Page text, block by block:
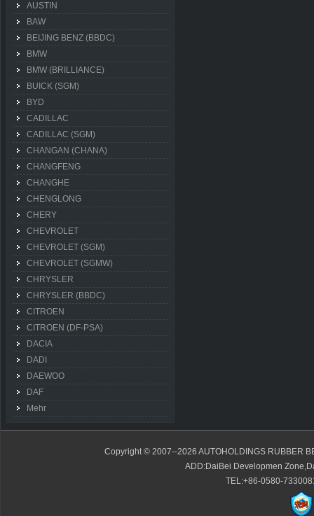
AUSTIN
BAW
BEIJING BENZ (BBDC)
BMW
BMW (BRILLIANCE)
BUICK (SGM)
BYD
CADILLAC
CADILLAC (SGM)
CHANGAN (CHANA)
CHANGFENG
CHANGHE
CHENGLONG
CHERY
CHEVROLET
CHEVROLET (SGM)
CHEVROLET (SGMW)
CHRYSLER
CHRYSLER (BBDC)
CITROEN
CITROEN (DF-PSA)
DACIA
DADI
DAEWOO
DAF
Mehr
Copyright © 2007--2026 AUTOHOLDINGS RUBBER
ADD:DaiBei Developmen
TEL:+86-0580-